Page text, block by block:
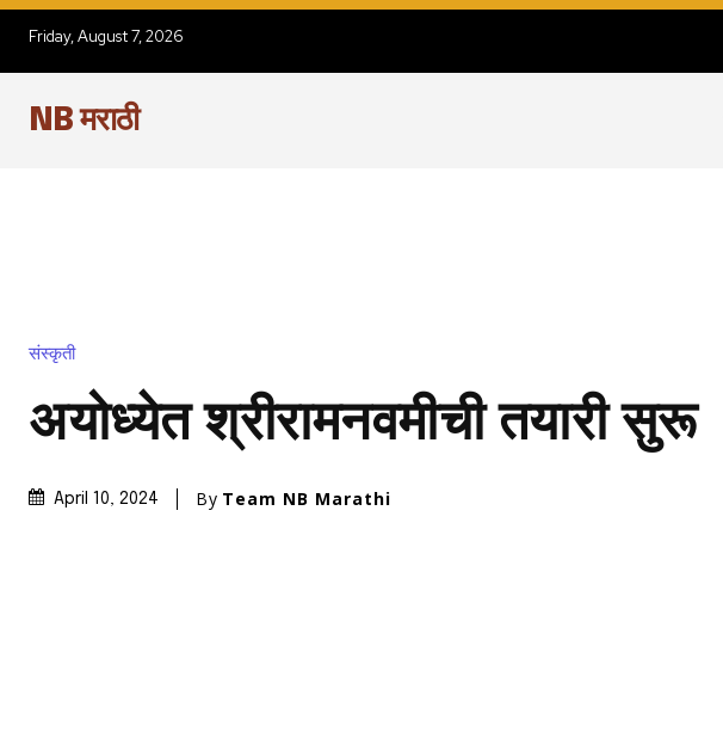
Friday, August 7, 2026
NB मराठी
संस्कृती
अयोध्येत श्रीरामनवमीची तयारी सुरू
April 10, 2024 By Team NB Marathi